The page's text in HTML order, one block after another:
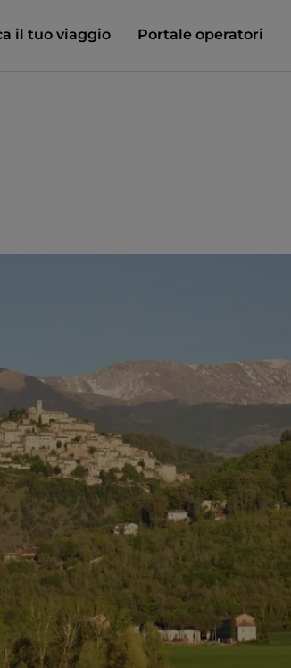
il tuo viaggio Portale operatori